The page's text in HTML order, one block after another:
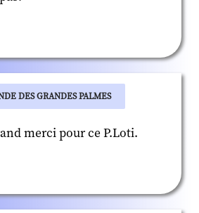
DES GRANDES PALMES
merci pour ce P.Loti.